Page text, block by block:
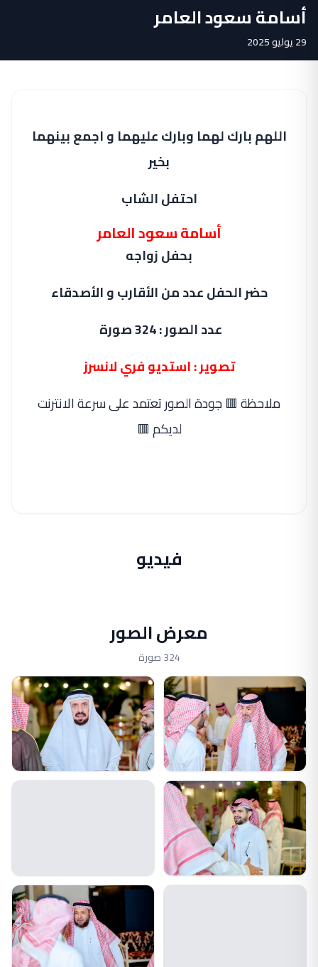
أسامة سعود العامر
29 يوليو 2025
اللهم بارك لهما وبارك عليهما و اجمع بينهما
بخير
احتفل الشاب
أسامة سعود العامر
بحفل زواجه
حضر الحفل عدد من الأقارب و الأصدقاء
عدد الصور : 324 صورة
تصوير : استديو فري لانسرز
ملاحظة 🟥 جودة الصور تعتمد على سرعة الانترنت
لديكم 🟥
فيديو
معرض الصور
324 صورة